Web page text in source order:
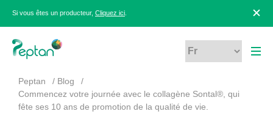
Si vous êtes un producteur, Cliquez ici
Peptan
Blog
Commencez votre journée avec le collagène Sontal®, qui
fête ses 10 ans de promotion de la qualité de vie.